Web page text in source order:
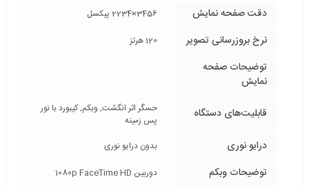
دقت صفحه نمایش 3456×2234 پیکسل
نرخ بروزرسانی تصویر 120 هرتز
توضیحات صفحه
نمایش
قابلیت‌های دستگاه
حسگر اثر انگشت, وبکم, کیبورد با نور
پس زمینه
درایو نوری بدون درایو نوری
توضیحات وبکم دوربین 1080p FaceTime HD